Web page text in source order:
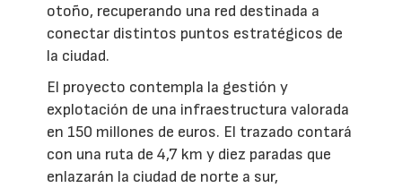
otoño, recuperando una red destinada a
conectar distintos puntos estratégicos de
la ciudad.
El proyecto contempla la gestión y
explotación de una infraestructura valorada
en 150 millones de euros. El trazado contará
con una ruta de 4,7 km y diez paradas que
enlazarán la ciudad de norte a sur,